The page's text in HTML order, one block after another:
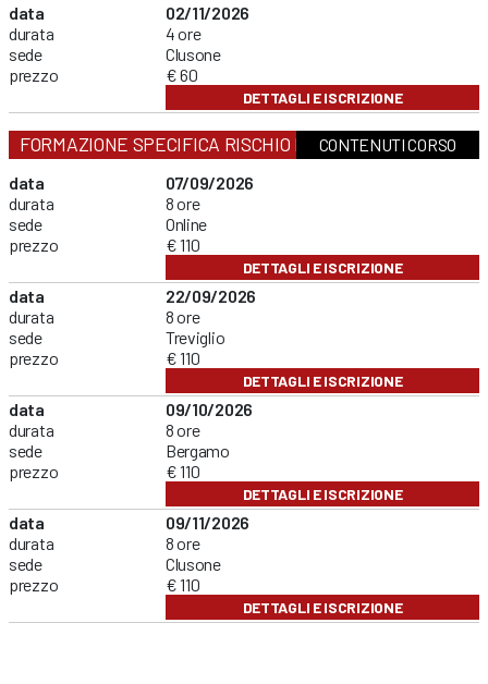
data
durata
sede
prezzo
02/11/2026
4 ore
Clusone
€ 60
DETTAGLI E ISCRIZIONE
FORMAZIONE SPECIFICA RISCHIO MEDIOCONTENUTI CORSO
data
durata
sede
prezzo
07/09/2026
8 ore
Online
€ 110
DETTAGLI E ISCRIZIONE
data
durata
sede
prezzo
22/09/2026
8 ore
Treviglio
€ 110
DETTAGLI E ISCRIZIONE
data
durata
sede
prezzo
09/10/2026
8 ore
Bergamo
€ 110
DETTAGLI E ISCRIZIONE
data
durata
sede
prezzo
09/11/2026
8 ore
Clusone
€ 110
DETTAGLI E ISCRIZIONE